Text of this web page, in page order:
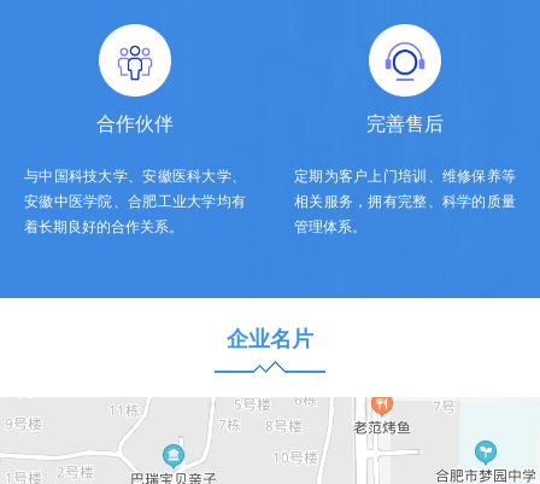
合作伙伴
与中国科技大学、安徽医科大学、
安徽中医学院、合肥工业大学均有
着长期良好的合作关系。
完善售后
定期为客户上门培训、维修保养等
相关服务，拥有完整、科学的质量
管理体系。
企业名片